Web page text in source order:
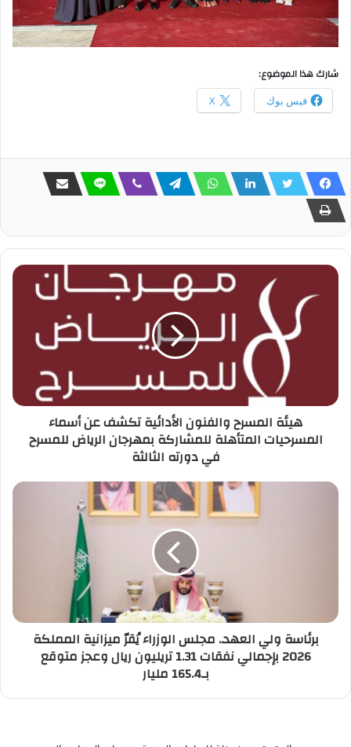
شارك هذا الموضوع:
فيس بوك X
هيئة المسرح والفنون الأدائية تكشف عن أسماء
المسرحيات المتأهلة للمشاركة بمهرجان الرياض للمسرح
في دورته الثالثة
برئاسة ولي العهد.. مجلس الوزراء يُقرّ ميزانية المملكة
2026 بإجمالي نفقات 1.31 تريليون ريال وعجز متوقع
بـ165.4 مليار